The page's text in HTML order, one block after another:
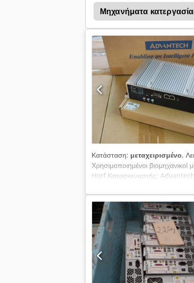
Μηχανήματα
Κατάσταση: μεταχειρισμένο,
Χρησιμοποιημένοι
Horf Κατασκευαστής: Advantech
τεκμηρίωση/εγχειρίδιο χρήσης.